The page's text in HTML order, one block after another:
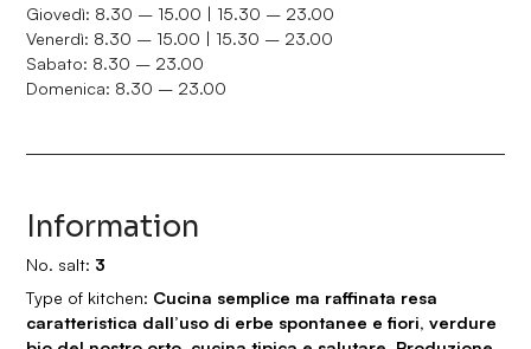
Giovedì: 8.30 – 15.00 | 15.30 – 23.00
Venerdì: 8.30 – 15.00 | 15.30 – 23.00
Sabato: 8.30 – 23.00
Domenica: 8.30 – 23.00
Information
No. salt: 3
Type of kitchen: Cucina semplice ma raffinata resa
caratteristica dall’uso di erbe spontanee e fiori, verdure